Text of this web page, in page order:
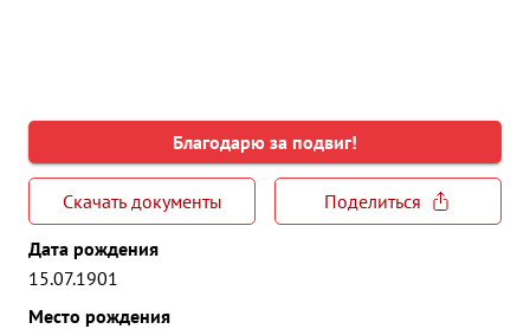
Благодарю за подвиг!
Скачать документы
Поделиться
Дата рождения
15.07.1901
Место рождения